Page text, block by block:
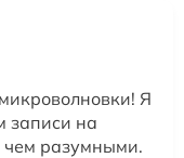
Я
записи на
чем разумными.